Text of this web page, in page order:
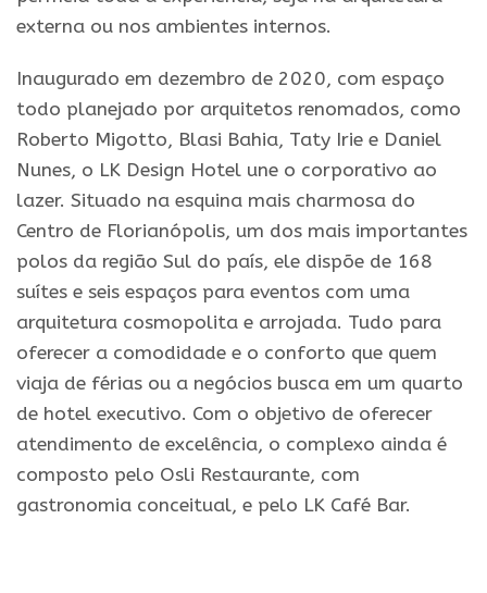
externa ou nos ambientes internos.
Inaugurado em dezembro de 2020, com espaço
todo planejado por arquitetos renomados, como
Roberto Migotto, Blasi Bahia, Taty Irie e Daniel
Nunes, o LK Design Hotel une o corporativo ao
lazer. Situado na esquina mais charmosa do
Centro de Florianópolis, um dos mais importantes
polos da região Sul do país, ele dispõe de 168
suítes e seis espaços para eventos com uma
arquitetura cosmopolita e arrojada. Tudo para
oferecer a comodidade e o conforto que quem
viaja de férias ou a negócios busca em um quarto
de hotel executivo. Com o objetivo de oferecer
atendimento de excelência, o complexo ainda é
composto pelo Osli Restaurante, com
gastronomia conceitual, e pelo LK Café Bar.